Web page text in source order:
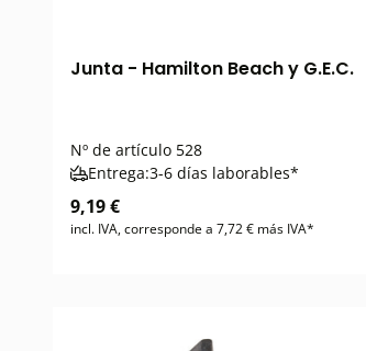
Junta - Hamilton Beach y G.E.C.
Nº de artículo 528
Entrega:3-6 días laborables*
9,19 €
incl. IVA, corresponde a 7,72 € más IVA*